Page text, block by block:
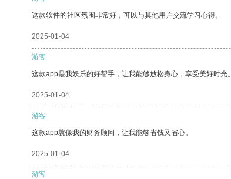
这款软件的社区氛围非常好，可以与其他用户交流学习心得。
2025-01-04
游客
这款app是我娱乐的好帮手，让我能够放松身心，享受美好时光。
2025-01-04
游客
这款app就像我的财务顾问，让我能够省钱又省心。
2025-01-04
游客